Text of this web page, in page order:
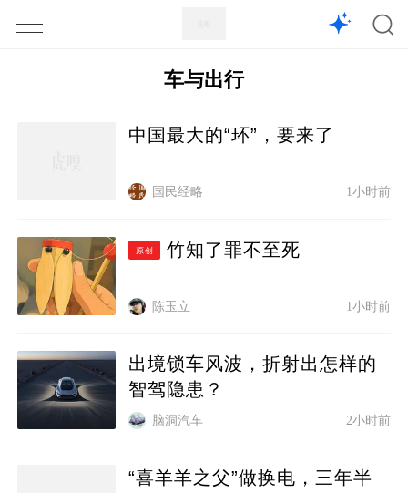
1X
车与出行
中国最大的“环”，要来了
国民经略 1小时前
原创 竹知了罪不至死
陈玉立 1小时前
出境锁车风波，折射出怎样的
智驾隐患？
脑洞汽车 2小时前
“喜羊羊之父”做换电，三年半